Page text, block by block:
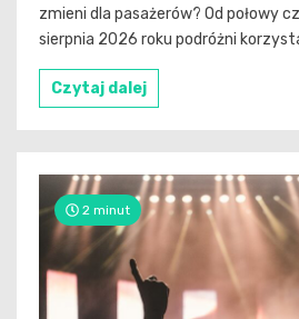
zmieni dla pasażerów? Od połowy
sierpnia 2026 roku podróżni
Czytaj dalej
2 minut